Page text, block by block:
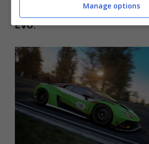
Lamborghini
EVO.
Manage options